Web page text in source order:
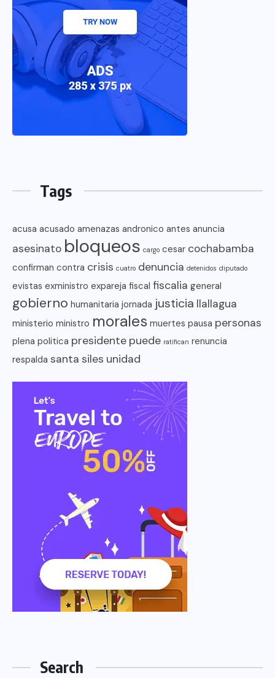
Tags
acusa acusado amenazas andronico antes anuncia
asesinato bloqueos cargo cesar cochabamba
confirman contra crisis cuatro denuncia detenidos diputado
evistas exministro expareja fiscal fiscalia general
gobierno humanitaria jornada justicia llallagua
ministerio ministro morales muertes pausa personas
plena politica presidente puede ratifican renuncia
respalda santa siles unidad
Search